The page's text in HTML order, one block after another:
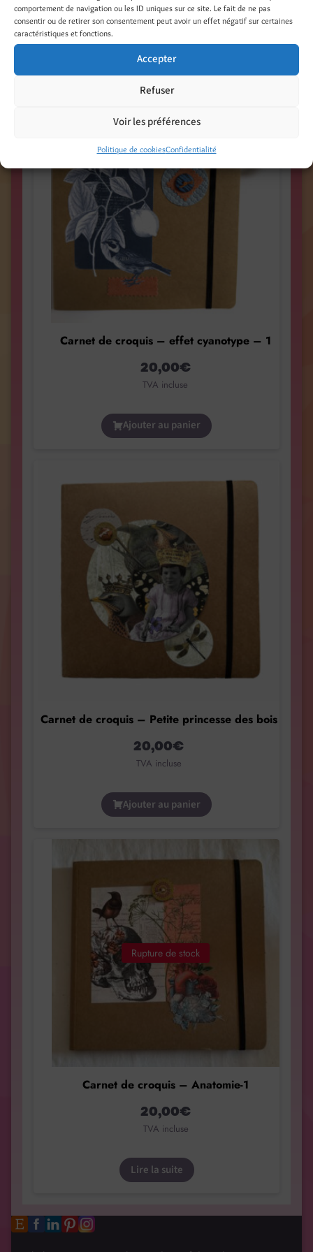
comportement de navigation ou les ID uniques sur ce site. Le fait de ne pas
consentir ou de retirer son consentement peut avoir un effet négatif sur certaines
caractéristiques et fonctions.
Accepter
Refuser
Voir les préférences
Politique de cookiesConfidentialité
à l’intérieur de la première de couverture.
Produits similaires
Carnet de croquis – effet cyanotype – 1
20,00€
TVA incluse
Ajouter au panier
Carnet de croquis – Petite princesse des bois
20,00€
TVA incluse
Ajouter au panier
Carnet de croquis – Anatomie-1
20,00€
TVA incluse
Rupture de stock
Lire la suite